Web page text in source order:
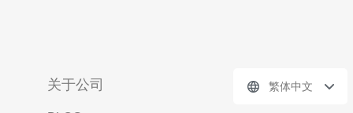
关于公司 繁体中文